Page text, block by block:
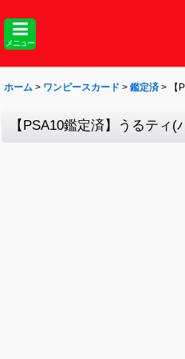
メニュー
ホーム > ワンピースカード > 鑑定済 >
【PSA10鑑定済】うるティ